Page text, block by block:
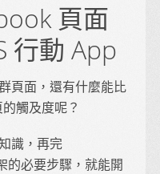
頁面
行動 App
頁面，還有什麼能比
觸及度呢？
識，再完
的必要步驟，就能開